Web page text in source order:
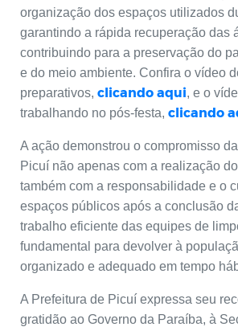
organização dos espaços utilizados
garantindo a rápida recuperação das
contribuindo para a preservação do
e do meio ambiente. Confira o vídeo
preparativos, clicando aqui, e o
trabalhando no pós-festa, clicando
A ação demonstrou o compromisso
Picuí não apenas com a realização
também com a responsabilidade e o
espaços públicos após a conclusão
trabalho eficiente das equipes de
fundamental para devolver à
organizado e adequado em tempo
A Prefeitura de Picuí expressa seu
gratidão ao Governo da Paraíba, à